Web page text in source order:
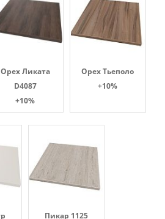
Орех Ликата
D4087
+10%
Орех Тьеполо
+10%
Пикар 1125